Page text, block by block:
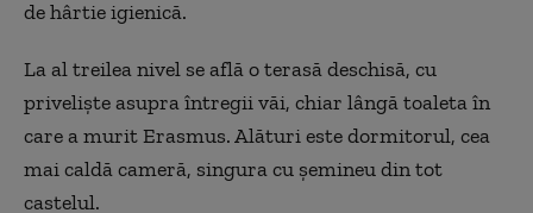
de hârtie igienică.
La al treilea nivel se află o terasă deschisă, cu
priveliște asupra întregii văi, chiar lângă toaleta în
care a murit Erasmus. Alături este dormitorul, cea
mai caldă cameră, singura cu șemineu din tot
castelul.